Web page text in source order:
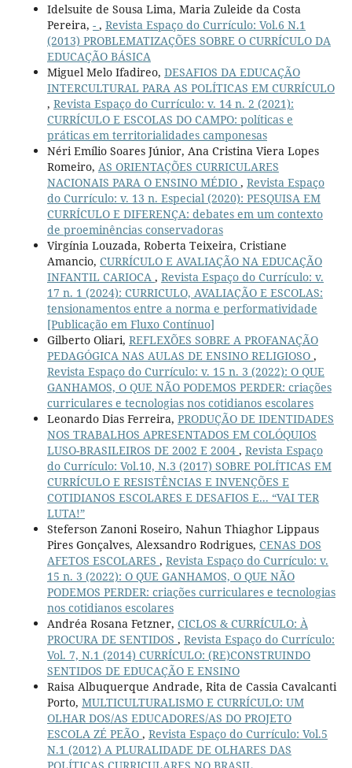
Idelsuite de Sousa Lima, Maria Zuleide da Costa
Pereira, - , Revista Espaço do Currículo: Vol.6 N.1
(2013) PROBLEMATIZAÇÕES SOBRE O CURRÍCULO DA
EDUCAÇÃO BÁSICA
Miguel Melo Ifadireo, DESAFIOS DA EDUCAÇÃO
INTERCULTURAL PARA AS POLÍTICAS EM CURRÍCULO
, Revista Espaço do Currículo: v. 14 n. 2 (2021):
CURRÍCULO E ESCOLAS DO CAMPO: políticas e
práticas em territorialidades camponesas
Néri Emílio Soares Júnior, Ana Cristina Viera Lopes
Romeiro, AS ORIENTAÇÕES CURRICULARES
NACIONAIS PARA O ENSINO MÉDIO , Revista Espaço
do Currículo: v. 13 n. Especial (2020): PESQUISA EM
CURRÍCULO E DIFERENÇA: debates em um contexto
de proeminências conservadoras
Virgínia Louzada, Roberta Teixeira, Cristiane
Amancio, CURRÍCULO E AVALIAÇÃO NA EDUCAÇÃO
INFANTIL CARIOCA , Revista Espaço do Currículo: v.
17 n. 1 (2024): CURRICULO, AVALIAÇÃO E ESCOLAS:
tensionamentos entre a norma e performatividade
[Publicação em Fluxo Contínuo]
Gilberto Oliari, REFLEXÕES SOBRE A PROFANAÇÃO
PEDAGÓGICA NAS AULAS DE ENSINO RELIGIOSO ,
Revista Espaço do Currículo: v. 15 n. 3 (2022): O QUE
GANHAMOS, O QUE NÃO PODEMOS PERDER: criações
curriculares e tecnologias nos cotidianos escolares
Leonardo Dias Ferreira, PRODUÇÃO DE IDENTIDADES
NOS TRABALHOS APRESENTADOS EM COLÓQUIOS
LUSO-BRASILEIROS DE 2002 E 2004 , Revista Espaço
do Currículo: Vol.10, N.3 (2017) SOBRE POLÍTICAS EM
CURRÍCULO E RESISTÊNCIAS E INVENÇÕES E
COTIDIANOS ESCOLARES E DESAFIOS E... “VAI TER
LUTA!”
Steferson Zanoni Roseiro, Nahun Thiaghor Lippaus
Pires Gonçalves, Alexsandro Rodrigues, CENAS DOS
AFETOS ESCOLARES , Revista Espaço do Currículo: v.
15 n. 3 (2022): O QUE GANHAMOS, O QUE NÃO
PODEMOS PERDER: criações curriculares e tecnologias
nos cotidianos escolares
Andréa Rosana Fetzner, CICLOS & CURRÍCULO: À
PROCURA DE SENTIDOS , Revista Espaço do Currículo:
Vol. 7, N.1 (2014) CURRÍCULO: (RE)CONSTRUINDO
SENTIDOS DE EDUCAÇÃO E ENSINO
Raisa Albuquerque Andrade, Rita de Cassia Cavalcanti
Porto, MULTICULTURALISMO E CURRÍCULO: UM
OLHAR DOS/AS EDUCADORES/AS DO PROJETO
ESCOLA ZÉ PEÃO , Revista Espaço do Currículo: Vol.5
N.1 (2012) A PLURALIDADE DE OLHARES DAS